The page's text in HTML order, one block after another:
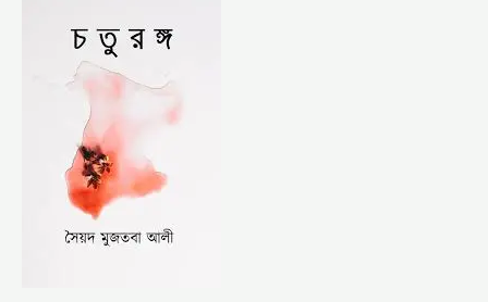
সৈয়দ
মুজতবা
আলী
(CHATURANGA
BY
SYED
MUJTABA
ALI)